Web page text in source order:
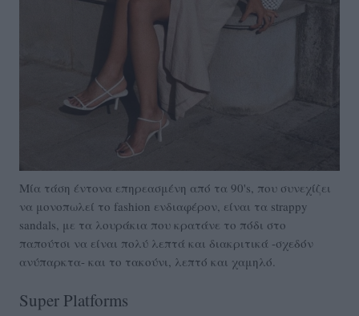
Μία τάση έντονα επηρεασμένη από τα 90's, που συνεχίζει
να μονοπωλεί το fashion ενδιαφέρον, είναι τα strappy
sandals, με τα λουράκια που κρατάνε το πόδι στο
παπούτσι να είναι πολύ λεπτά και διακριτικά -σχεδόν
ανύπαρκτα- και το τακούνι, λεπτό και χαμηλό.
Super Platforms